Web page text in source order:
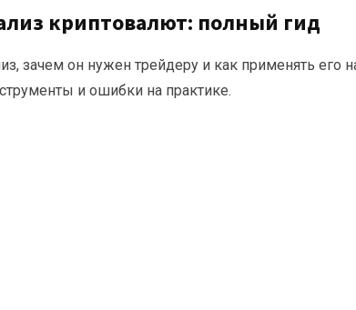
криптовалют: полный гид
зачем он нужен трейдеру и как применять его
и ошибки на практике.